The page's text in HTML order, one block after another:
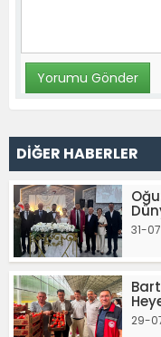
DİĞER HABERLER
31-
29-